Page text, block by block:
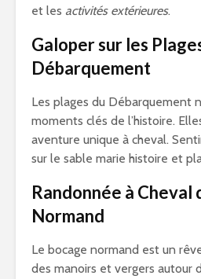
et les activités extérieures.
Galoper sur les
Débarquement
Les plages du Débarquement
moments clés de l’histoire.
aventure unique à cheval.
sur le sable marie histoire et
Randonnée à Cheval
Normand
Le bocage normand est un
des manoirs et vergers autour